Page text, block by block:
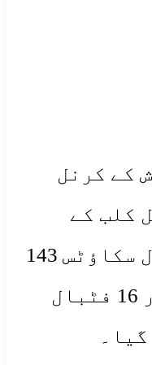
کے کرنل
کلب کے
زیرِاہتمام اور چترال سکاؤٹس 143
ونگ کے تعاؤن سے انڈر 16 فٹبال